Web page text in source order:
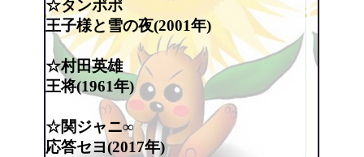
☆タンポポ
王子様と雪の夜(2001年)
☆村田英雄
王将(1961年)
☆関ジャニ∞
応答セヨ(2017年)